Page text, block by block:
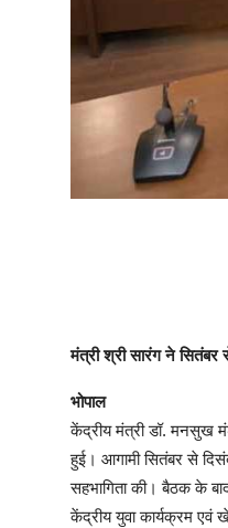
मंत्री श्री सारंग ने सितंबर
भोपाल
केंद्रीय मंत्री डॉ. मनसुख
हुई। आगामी सितंबर से
सहभागिता की। बैठक के
केंद्रीय युवा कार्यक्रम एवं